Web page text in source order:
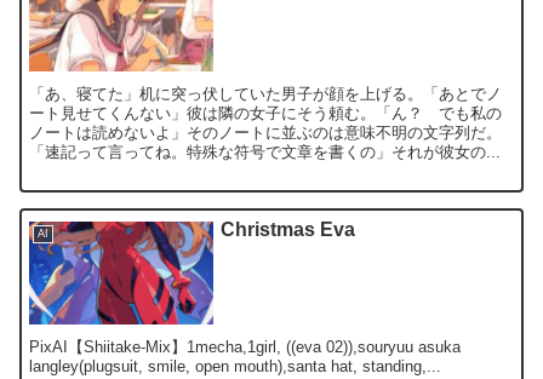
「あ、寝てた」机に突っ伏していた男子が顔を上げる。「あとでノ
ート見せてくんない」彼は隣の女子にそう頼む。「ん？ でも私の
ノートは読めないよ」そのノートに並ぶのは意味不明の文字列だ。
「速記って言ってね。特殊な符号で文章を書くの」それが彼女の...
AI Christmas Eva
PixAI【Shiitake-Mix】1mecha,1girl, ((eva 02)),souryuu asuka
langley(plugsuit, smile, open mouth),santa hat, standing,...